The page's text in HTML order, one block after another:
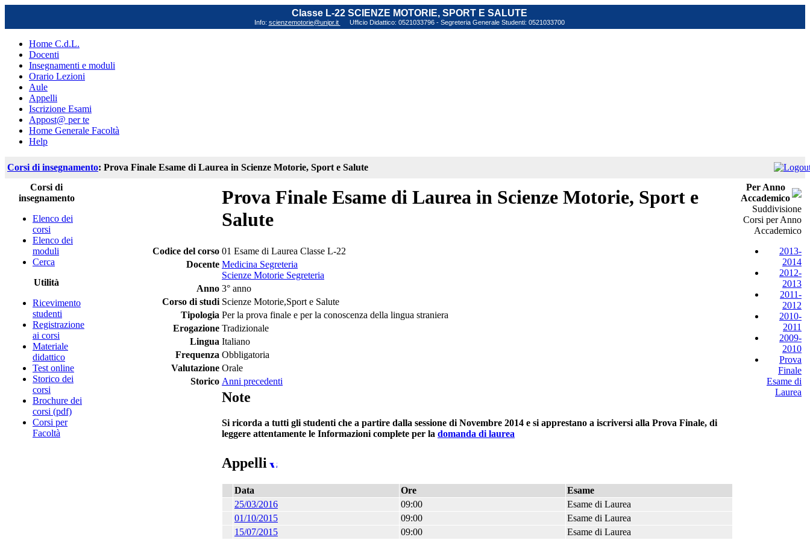
Classe L-22 SCIENZE MOTORIE, SPORT E SALUTE
Info: scienzemotorie@unipr.it Ufficio Didattico: 0521033796 - Segreteria Generale Studenti: 0521033700
Home C.d.L.
Docenti
Insegnamenti e moduli
Orario Lezioni
Aule
Appelli
Iscrizione Esami
Appost@ per te
Home Generale Facoltà
Help
Corsi di insegnamento: Prova Finale Esame di Laurea in Scienze Motorie, Sport e Salute
Corsi di
insegnamento
Elenco dei
corsi
Elenco dei
moduli
Cerca
Utilità
Ricevimento
studenti
Registrazione
ai corsi
Materiale
didattico
Test online
Storico dei
corsi
Brochure dei
corsi (pdf)
Corsi per
Facoltà
Prova Finale Esame di Laurea in Scienze Motorie, Sport e
Salute
Codice del corso 01 Esame di Laurea Classe L-22
Docente Medicina Segreteria
Scienze Motorie Segreteria
Anno 3° anno
Corso di studi Scienze Motorie,Sport e Salute
Tipologia Per la prova finale e per la conoscenza della lingua straniera
Erogazione Tradizionale
Lingua Italiano
Frequenza Obbligatoria
Valutazione Orale
Storico Anni precedenti
Note
Si ricorda a tutti gli studenti che a partire dalla sessione di Novembre 2014 e si apprestano a iscriversi alla Prova Finale, di
leggere attentamente le Informazioni complete per la domanda di laurea
Appelli
Data Ore
Esame
25/03/2016
09:00
Esame di Laurea
01/10/2015
09:00
Esame di Laurea
15/07/2015
09:00 Esame di Laurea
Per Anno
Accademico
Suddivisione
Corsi per Anno
Accademico
2013-
2014
2012-
2013
2011-
2012
2010-
2011
2009-
2010
Prova
Finale
Esame di
Laurea